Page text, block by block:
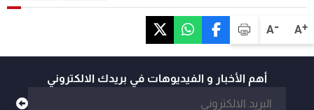
A+
A-
أهم الأخبار و الفيديوهات في بريدك الالكتروني